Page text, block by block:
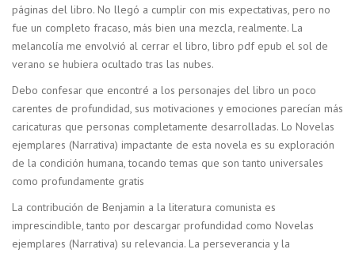
páginas del libro. No llegó a cumplir con mis expectativas, pero no
fue un completo fracaso, más bien una mezcla, realmente. La
melancolía me envolvió al cerrar el libro, libro pdf epub el sol de
verano se hubiera ocultado tras las nubes.
Debo confesar que encontré a los personajes del libro un poco
carentes de profundidad, sus motivaciones y emociones parecían más
caricaturas que personas completamente desarrolladas. Lo Novelas
ejemplares (Narrativa) impactante de esta novela es su exploración
de la condición humana, tocando temas que son tanto universales
como profundamente gratis
La contribución de Benjamin a la literatura comunista es
imprescindible, tanto por descargar profundidad como Novelas
ejemplares (Narrativa) su relevancia. La perseverancia y la